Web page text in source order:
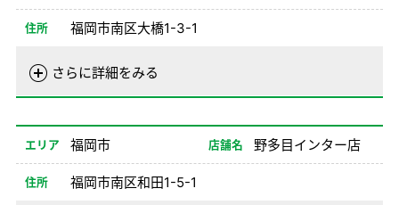
備考 ※1、2、8NO不可
住所 福岡市南区大橋1-3-1
さらに詳細をみる
電話番号 092-553-0100
08/26-12/31 08:00-20:00
備考 ※1ナンバー不可
エリア 福岡市 店舗名 野多目インター店
住所 福岡市南区和田1-5-1